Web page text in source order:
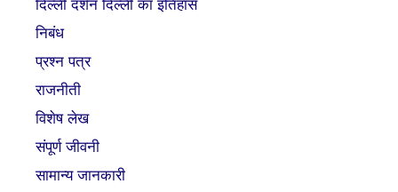
दिल्ली दर्शन दिल्ली का इतिहास
निबंध
प्रश्न पत्र
राजनीती
विशेष लेख
संपूर्ण जीवनी
सामान्य जानकारी